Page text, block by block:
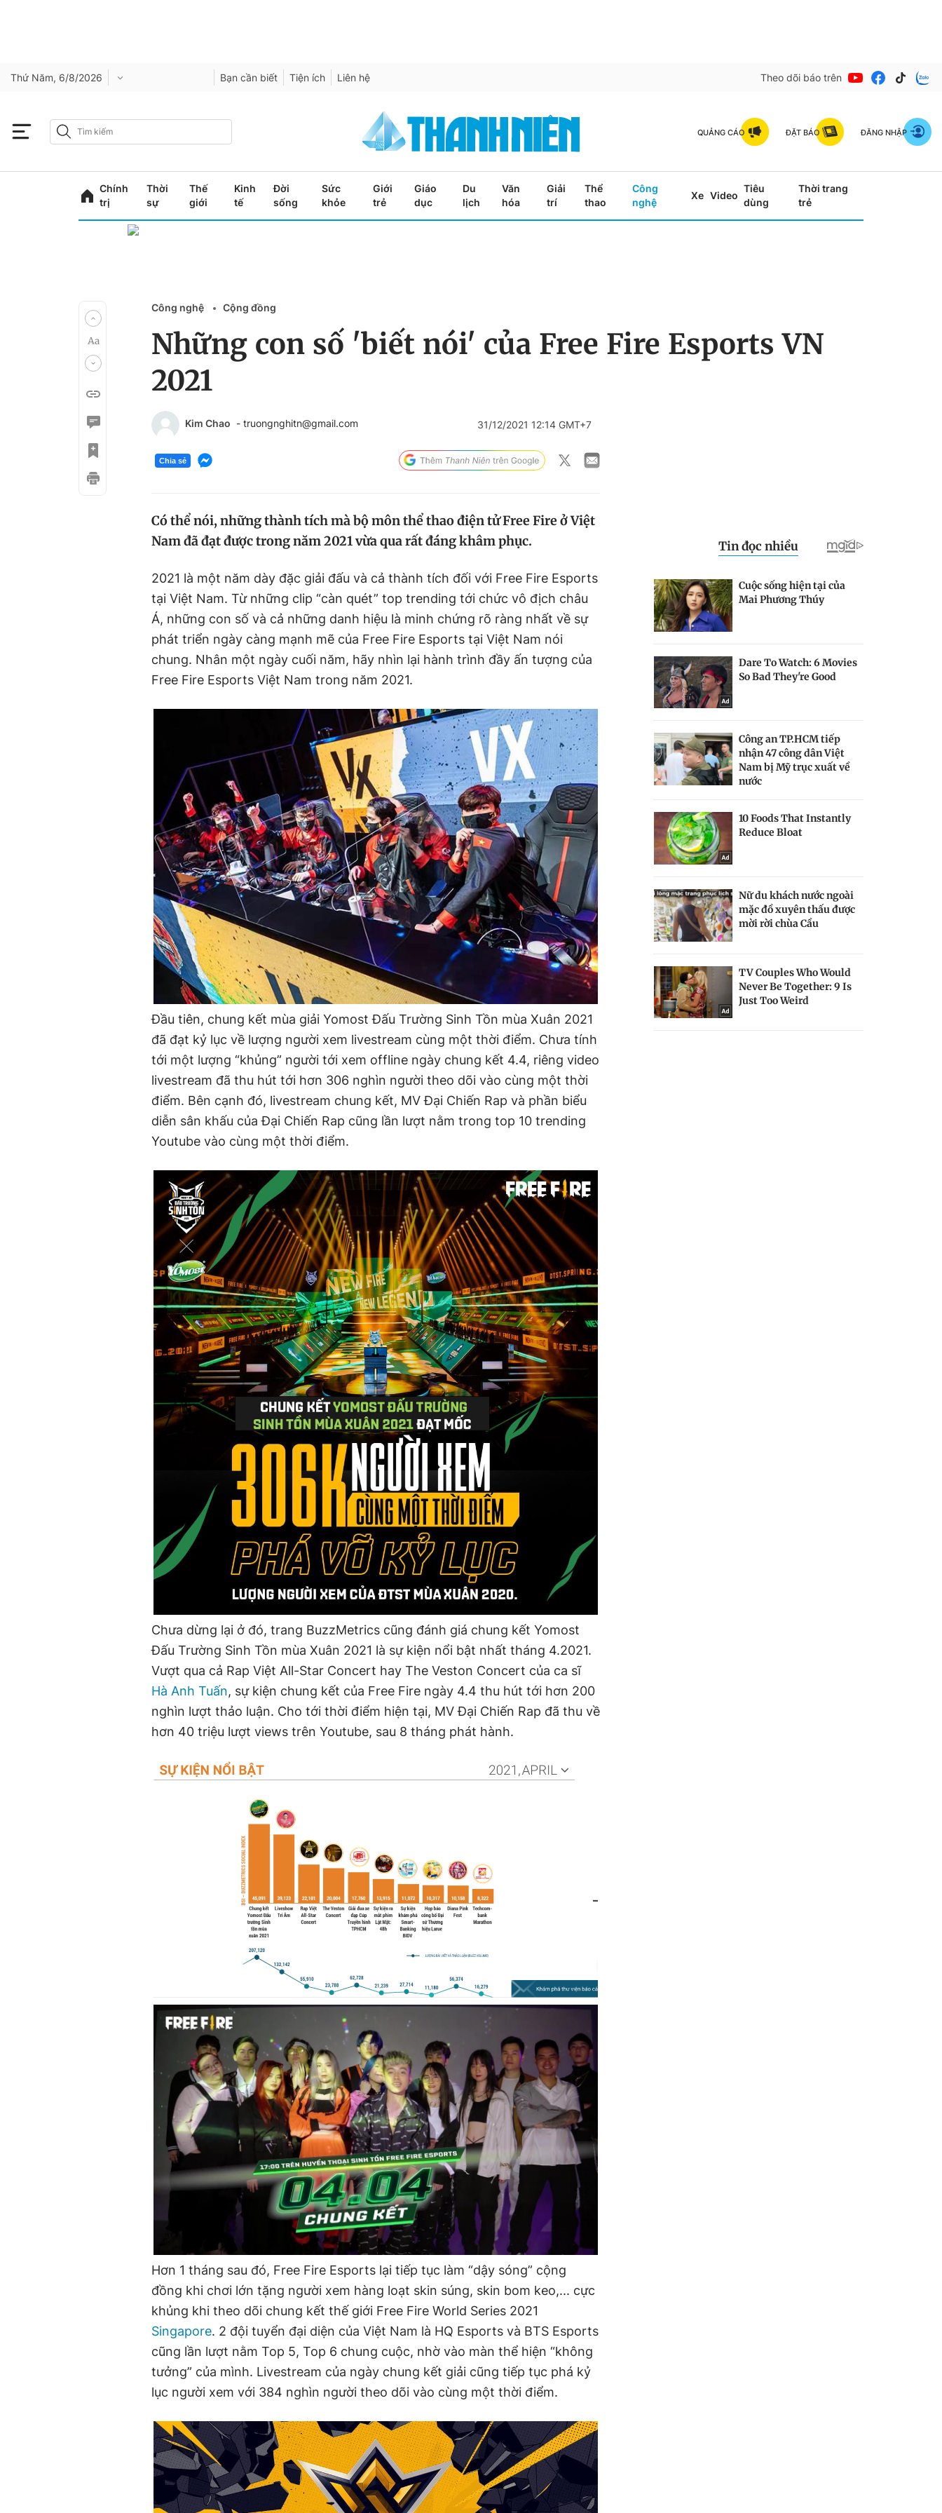
Thứ Năm, 6/8/2026 Bạn cần biết Tiện ích Liên hệ Theo dõi báo trên
QUẢNG CÁO ĐẶT BÁO ĐĂNG NHẬP
Chính
trị
Thời
sự
Thế
giới
Kinh
tế
Đời
sống
Sức
khỏe
Giới
trẻ
Giáo
dục
Du
lịch
Văn
hóa
Giải
trí
Thể
thao
Công
nghệ
Xe Video
Tiêu
dùng
Thời trang
trẻ
Công nghệ Cộng đồng
Những con số 'biết nói' của Free Fire Esports VN
2021
Kim Chao - truongnghitn@gmail.com 31/12/2021 12:14 GMT+7
Chia sẻ
Có thể nói, những thành tích mà bộ môn thể thao điện tử Free Fire ở Việt
Nam đã đạt được trong năm 2021 vừa qua rất đáng khâm phục.
2021 là một năm dày đặc giải đấu và cả thành tích đối với Free Fire Esports
tại Việt Nam. Từ những clip “càn quét” top trending tới chức vô địch châu
Á, những con số và cả những danh hiệu là minh chứng rõ ràng nhất về sự
phát triển ngày càng mạnh mẽ của Free Fire Esports tại Việt Nam nói
chung. Nhân một ngày cuối năm, hãy nhìn lại hành trình đầy ấn tượng của
Free Fire Esports Việt Nam trong năm 2021.
Đầu tiên, chung kết mùa giải Yomost Đấu Trường Sinh Tồn mùa Xuân 2021
đã đạt kỷ lục về lượng người xem livestream cùng một thời điểm. Chưa tính
tới một lượng “khủng” người tới xem offline ngày chung kết 4.4, riêng video
livestream đã thu hút tới hơn 306 nghìn người theo dõi vào cùng một thời
điểm. Bên cạnh đó, livestream chung kết, MV Đại Chiến Rap và phần biểu
diễn sân khấu của Đại Chiến Rap cũng lần lượt nằm trong top 10 trending
Youtube vào cùng một thời điểm.
Chưa dừng lại ở đó, trang BuzzMetrics cũng đánh giá chung kết Yomost
Đấu Trường Sinh Tồn mùa Xuân 2021 là sự kiện nổi bật nhất tháng 4.2021.
Vượt qua cả Rap Việt All-Star Concert hay The Veston Concert của ca sĩ
Hà Anh Tuấn, sự kiện chung kết của Free Fire ngày 4.4 thu hút tới hơn 200
nghìn lượt thảo luận. Cho tới thời điểm hiện tại, MV Đại Chiến Rap đã thu về
hơn 40 triệu lượt views trên Youtube, sau 8 tháng phát hành.
Hơn 1 tháng sau đó, Free Fire Esports lại tiếp tục làm “dậy sóng” cộng
đồng khi chơi lớn tặng người xem hàng loạt skin súng, skin bom keo,... cực
khủng khi theo dõi chung kết thế giới Free Fire World Series 2021
Singapore. 2 đội tuyển đại diện của Việt Nam là HQ Esports và BTS Esports
cũng lần lượt nằm Top 5, Top 6 chung cuộc, nhờ vào màn thể hiện “không
tưởng” của mình. Livestream của ngày chung kết giải cũng tiếp tục phá kỷ
lục người xem với 384 nghìn người theo dõi vào cùng một thời điểm.